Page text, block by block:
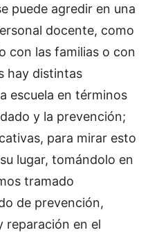
puede agredir en una
docente, como
con las familias o con
hay distintas
escuela en términos
y la prevención;
para mirar esto
lugar, tomándolo en
tramado
de prevención,
reparación en el